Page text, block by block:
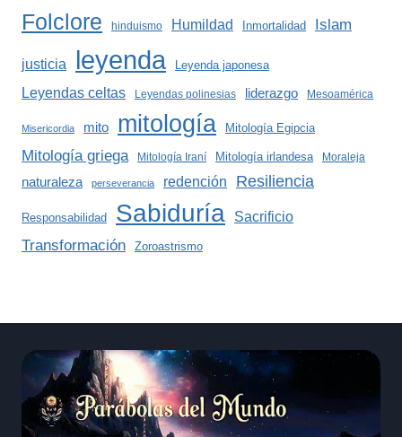
Folclore hinduismo Humildad Inmortalidad Islam
justicia leyenda Leyenda japonesa
Leyendas celtas Leyendas polinesias liderazgo Mesoamérica
Misericordia mito mitología Mitología Egipcia
Mitología griega Mitología Iraní Mitología irlandesa Moraleja
naturaleza perseverancia redención Resiliencia
Responsabilidad Sabiduría Sacrificio
Transformación Zoroastrismo